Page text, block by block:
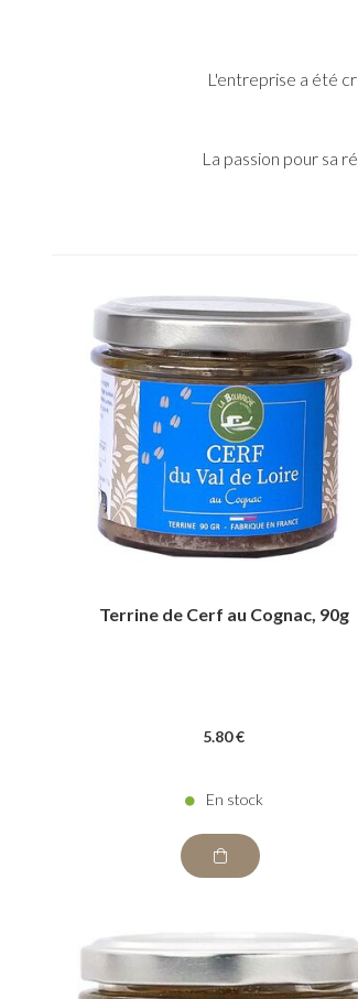
L'entreprise a été
La passion pour sa
Terrine de Cerf au Cognac, 90g
5.80€
En stock